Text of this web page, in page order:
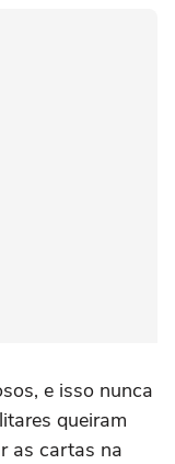
e isso nunca
queiram
as cartas na